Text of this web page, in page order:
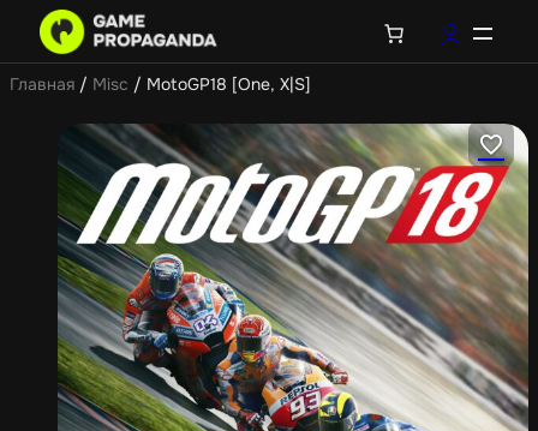
Главная / Misc / MotoGP18 [One, X|S]